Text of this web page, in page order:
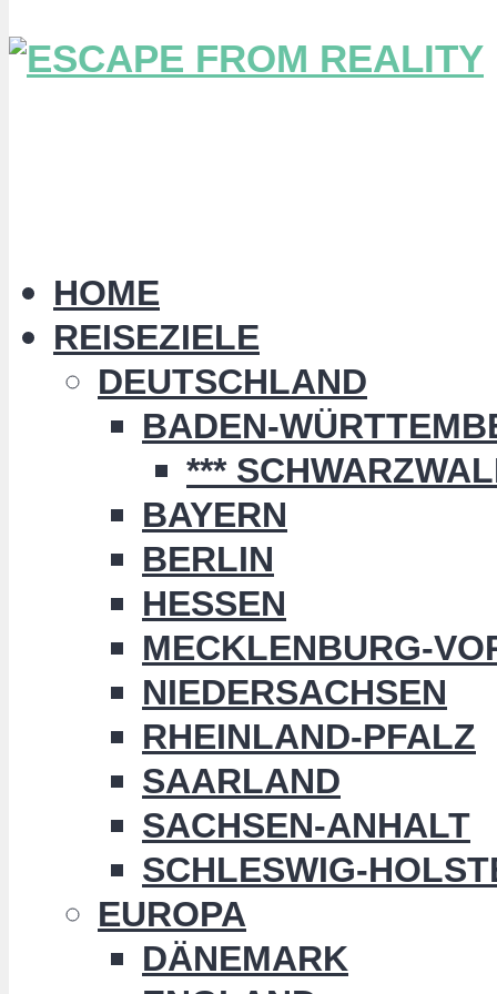
HOME
REISEZIELE
DEUTSCHLAND
BADEN-
***
BAYERN
BERLIN
HESSEN
MECKLENBURG-
NIEDERSACHSEN
RHEINLAND-PFALZ
SAARLAND
SACHSEN-ANHALT
SCHLESWIG-
EUROPA
DÄNEMARK